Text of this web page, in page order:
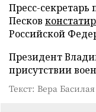
Пресс-
Песков
Российской
Президент
присутствии
Текст: Вера Басилая